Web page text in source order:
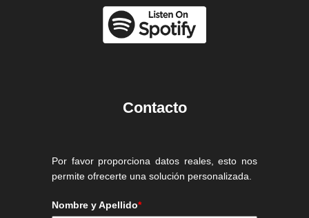
Contacto
Por favor proporciona datos reales, esto nos
permite ofrecerte una solución personalizada.
Nombre y Apellido*